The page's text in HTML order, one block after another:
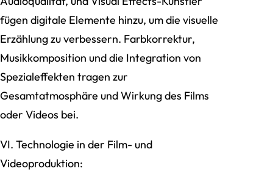
fügen digitale Elemente hinzu, um die visuelle
Erzählung zu verbessern. Farbkorrektur,
Musikkomposition und die Integration von
Spezialeffekten tragen zur
Gesamtatmosphäre und Wirkung des Films
oder Videos bei.
VI. Technologie in der Film- und
Videoproduktion: